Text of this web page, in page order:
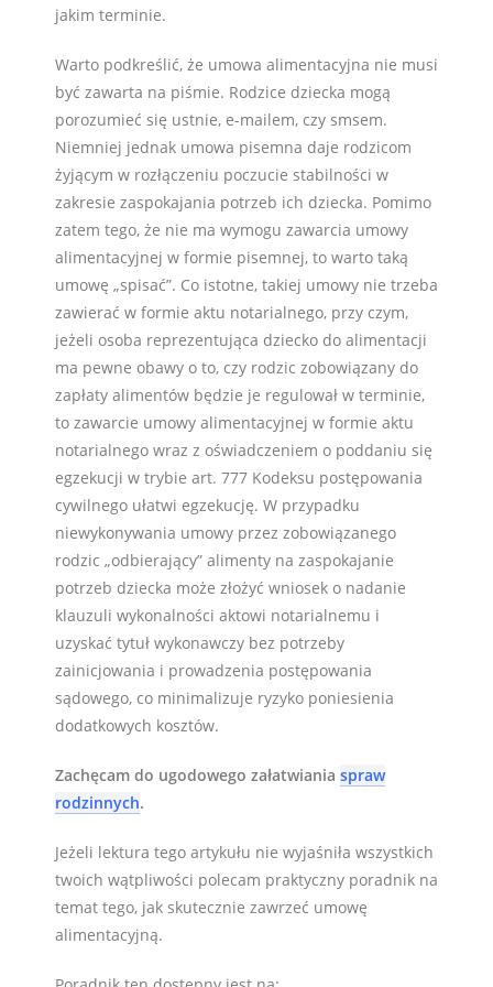
jakim terminie.
Warto podkreślić, że umowa alimentacyjna nie musi
być zawarta na piśmie. Rodzice dziecka mogą
porozumieć się ustnie, e-mailem, czy smsem.
Niemniej jednak umowa pisemna daje rodzicom
żyjącym w rozłączeniu poczucie stabilności w
zakresie zaspokajania potrzeb ich dziecka. Pomimo
zatem tego, że nie ma wymogu zawarcia umowy
alimentacyjnej w formie pisemnej, to warto taką
umowę „spisać”. Co istotne, takiej umowy nie trzeba
zawierać w formie aktu notarialnego, przy czym,
jeżeli osoba reprezentująca dziecko do alimentacji
ma pewne obawy o to, czy rodzic zobowiązany do
zapłaty alimentów będzie je regulował w terminie,
to zawarcie umowy alimentacyjnej w formie aktu
notarialnego wraz z oświadczeniem o poddaniu się
egzekucji w trybie art. 777 Kodeksu postępowania
cywilnego ułatwi egzekucję. W przypadku
niewykonywania umowy przez zobowiązanego
rodzic „odbierający” alimenty na zaspokajanie
potrzeb dziecka może złożyć wniosek o nadanie
klauzuli wykonalności aktowi notarialnemu i
uzyskać tytuł wykonawczy bez potrzeby
zainicjowania i prowadzenia postępowania
sądowego, co minimalizuje ryzyko poniesienia
dodatkowych kosztów.
Zachęcam do ugodowego załatwiania spraw
rodzinnych.
Jeżeli lektura tego artykułu nie wyjaśniła wszystkich
twoich wątpliwości polecam praktyczny poradnik na
temat tego, jak skutecznie zawrzeć umowę
alimentacyjną.